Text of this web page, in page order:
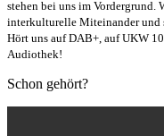
stehen bei uns im Vordergrund.
interkulturelle Miteinander und
Hört uns auf DAB+, auf UKW
Audiothek!
Schon gehört?